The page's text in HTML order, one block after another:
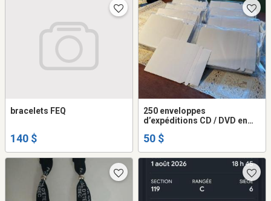
bracelets FEQ
140 $
250 enveloppes
d’expéditions CD / DVD en
50 $